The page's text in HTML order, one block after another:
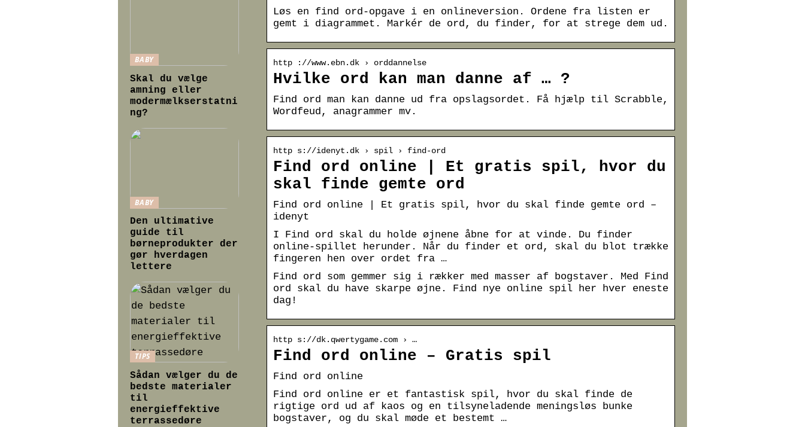
Løs en find ord-opgave i en onlineversion. Ordene fra listen er
gemt i diagrammet. Markér de ord, du finder, for at strege dem ud.
http ://www.ebn.dk › orddannelse
Hvilke ord kan man danne af … ?
Find ord man kan danne ud fra opslagsordet. Få hjælp til Scrabble,
Wordfeud, anagrammer mv.
http s://idenyt.dk › spil › find-ord
Find ord online | Et gratis spil, hvor du
skal finde gemte ord
Find ord online | Et gratis spil, hvor du skal finde gemte ord –
idenyt
I Find ord skal du holde øjnene åbne for at vinde. Du finder
online-spillet herunder. Når du finder et ord, skal du blot trække
fingeren hen over ordet fra …
Find ord som gemmer sig i rækker med masser af bogstaver. Med Find
ord skal du have skarpe øjne. Find nye online spil her hver eneste
dag!
http s://dk.qwertygame.com › …
Find ord online – Gratis spil
Find ord online
Find ord online er et fantastisk spil, hvor du skal finde de
rigtige ord ud af kaos og en tilsyneladende meningsløs bunke
bogstaver, og du skal møde et bestemt …
BABY
Skal du vælge
amning eller
modermælkserstatni
ng?
BABY
Den ultimative
guide til
børneprodukter der
gør hverdagen
lettere
TIPS
Sådan vælger du de
bedste materialer
til
energieffektive
terrassedøre